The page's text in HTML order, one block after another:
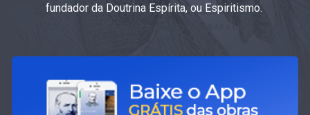
fundador da Doutrina Espírita, ou Espiritismo.